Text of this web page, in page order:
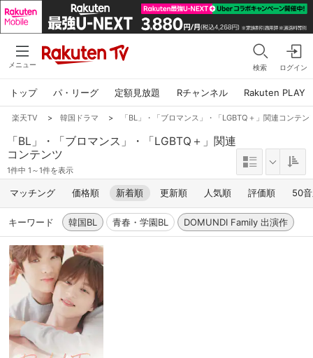
メニュー 検索 ログイン
トップ パ・リーグ 定額見放題 Rチャンネル Rakuten PLAY
楽天TV > 韓国ドラマ > 「BL」・「ブロマンス」・「LGBTQ＋」関連コンテ
「BL」・「ブロマンス」・「LGBTQ＋」関連
コンテンツ
1件中 1～1件を表示
マッチング 価格順 新着順 更新順 人気順 評価順 50
キーワード 韓国BL 青春・学園BL DOMUNDI Family 出演作